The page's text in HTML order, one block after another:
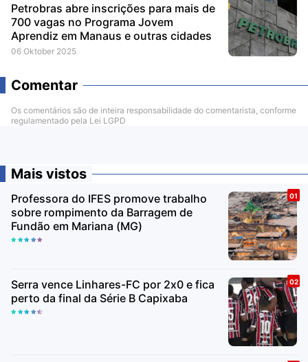
Petrobras abre inscrições para mais de
700 vagas no Programa Jovem
Aprendiz em Manaus e outras cidades
06 Oktober 2025
Comentar
Os comentários são de inteira responsabilidade do comentarista, conforme
regulamentado pela Lei LGPD
Mais vistos
Professora do IFES promove trabalho
sobre rompimento da Barragem de
Fundão em Mariana (MG)
Serra vence Linhares-FC por 2x0 e fica
perto da final da Série B Capixaba